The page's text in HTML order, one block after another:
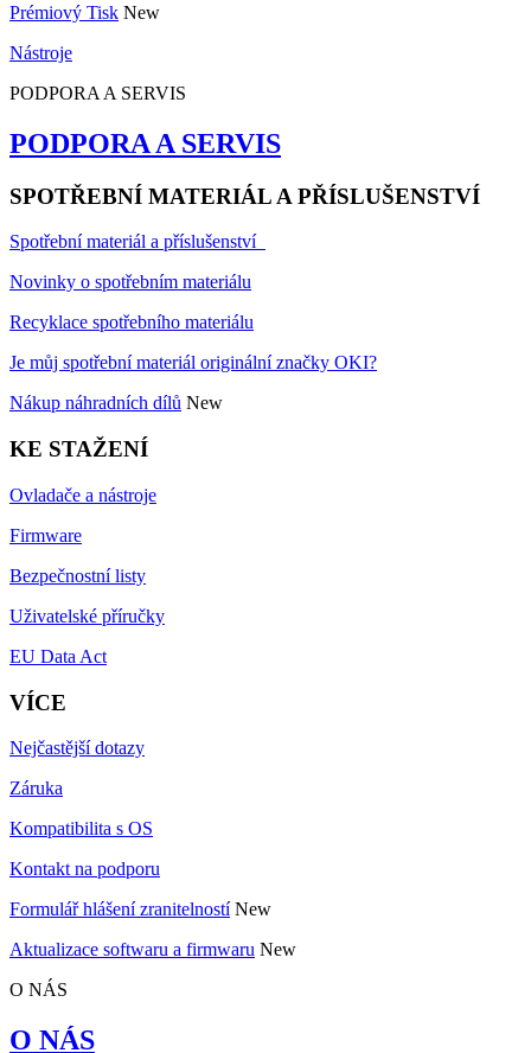
Prémiový Tisk New
Nástroje
PODPORA A SERVIS
PODPORA A SERVIS
SPOTŘEBNÍ MATERIÁL A PŘÍSLUŠENSTVÍ
Spotřební materiál a příslušenství
Novinky o spotřebním materiálu
Recyklace spotřebního materiálu
Je můj spotřební materiál originální značky OKI?
Nákup náhradních dílů New
KE STAŽENÍ
Ovladače a nástroje
Firmware
Bezpečnostní listy
Uživatelské příručky
EU Data Act
VÍCE
Nejčastější dotazy
Záruka
Kompatibilita s OS
Kontakt na podporu
Formulář hlášení zranitelností New
Aktualizace softwaru a firmwaru New
O NÁS
O NÁS